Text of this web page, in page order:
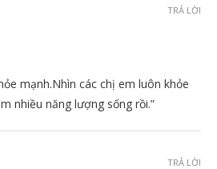
mạnh.Nhìn các chị em luôn khỏe
nhiều năng lượng sống rồi.”
TRẢ LỜI
TRẢ LỜI